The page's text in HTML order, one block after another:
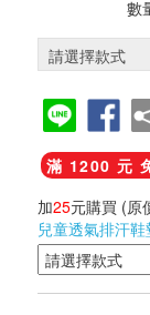
數
滿 1200 元
加25元購買 (原
兒童透氣排汗鞋